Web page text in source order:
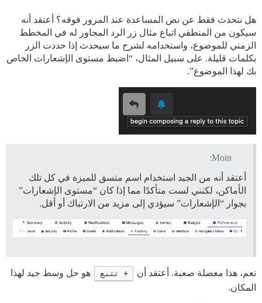
هل نتحدث فقط عن نص المساعدة عند المرور فوقه؟ أعتقد أنه
سيكون من المنطقي اتباع مثال زر الرد المجاور له في المخطط
الزمني للموضوع، واستخدامه لشرح ما سيحدث إذا حددت الزر
بكلمات قليلة. على سبيل المثال، “اضبط مستوى الإشعارات الخاص
بك لهذا الموضوع”.
Moin:
أعتقد أنه من الجيد استخدام اسم متسق للميزة في كل تلك
الأماكن، لكنني لست متأكدًا مما إذا كان “مستوى الإشعارات”
بجوار “الإشعارات” سيؤدي إلى مزيد من الارتباك أو أقل.
نعم، هذا معضلة صعبة. أعتقد أن + تتبع
هو حل وسط جيد لهذا
المكان.